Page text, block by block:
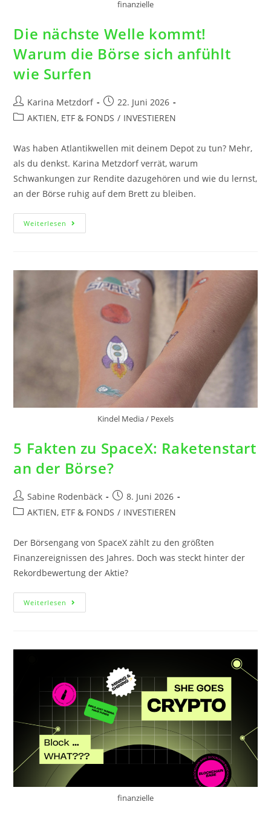
finanzielle
Die nächste Welle kommt!
Warum die Börse sich anfühlt
wie Surfen
Karina Metzdorf
22. Juni 2026
AKTIEN, ETF & FONDS / INVESTIEREN
Was haben Atlantikwellen mit deinem Depot zu tun? Mehr,
als du denkst. Karina Metzdorf verrät, warum
Schwankungen zur Rendite dazugehören und wie du lernst,
an der Börse ruhig auf dem Brett zu bleiben.
Weiterlesen
Kindel Media / Pexels
5 Fakten zu SpaceX: Raketenstart
an der Börse?
Sabine Rodenbäck
8. Juni 2026
AKTIEN, ETF & FONDS / INVESTIEREN
Der Börsengang von SpaceX zählt zu den größten
Finanzereignissen des Jahres. Doch was steckt hinter der
Rekordbewertung der Aktie?
Weiterlesen
finanzielle